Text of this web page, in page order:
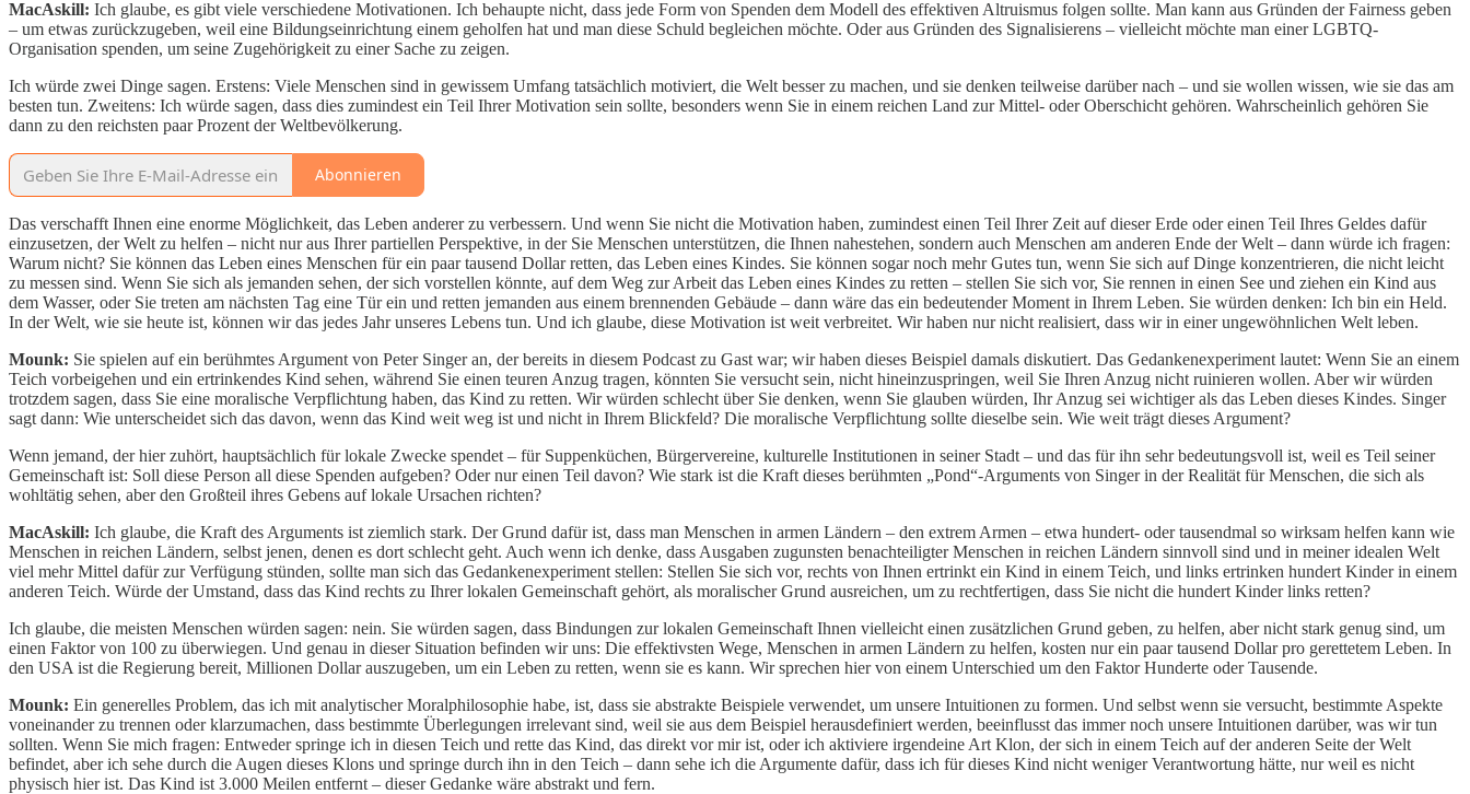
MacAskill: Ich glaube, es gibt viele verschiedene Motivationen. Ich behaupte nicht, dass jede Form von Spenden dem Modell des effektiven Altruismus folgen sollte. Man kann aus Gründen der Fairness geben
– um etwas zurückzugeben, weil eine Bildungseinrichtung einem geholfen hat und man diese Schuld begleichen möchte. Oder aus Gründen des Signalisierens – vielleicht möchte man einer LGBTQ-
Organisation spenden, um seine Zugehörigkeit zu einer Sache zu zeigen.
Ich würde zwei Dinge sagen. Erstens: Viele Menschen sind in gewissem Umfang tatsächlich motiviert, die Welt besser zu machen, und sie denken teilweise darüber nach – und sie wollen wissen, wie sie das am
besten tun. Zweitens: Ich würde sagen, dass dies zumindest ein Teil Ihrer Motivation sein sollte, besonders wenn Sie in einem reichen Land zur Mittel- oder Oberschicht gehören. Wahrscheinlich gehören Sie
dann zu den reichsten paar Prozent der Weltbevölkerung.
Abonnieren
Das verschafft Ihnen eine enorme Möglichkeit, das Leben anderer zu verbessern. Und wenn Sie nicht die Motivation haben, zumindest einen Teil Ihrer Zeit auf dieser Erde oder einen Teil Ihres Geldes dafür
einzusetzen, der Welt zu helfen – nicht nur aus Ihrer partiellen Perspektive, in der Sie Menschen unterstützen, die Ihnen nahestehen, sondern auch Menschen am anderen Ende der Welt – dann würde ich fragen:
Warum nicht? Sie können das Leben eines Menschen für ein paar tausend Dollar retten, das Leben eines Kindes. Sie können sogar noch mehr Gutes tun, wenn Sie sich auf Dinge konzentrieren, die nicht leicht
zu messen sind. Wenn Sie sich als jemanden sehen, der sich vorstellen könnte, auf dem Weg zur Arbeit das Leben eines Kindes zu retten – stellen Sie sich vor, Sie rennen in einen See und ziehen ein Kind aus
dem Wasser, oder Sie treten am nächsten Tag eine Tür ein und retten jemanden aus einem brennenden Gebäude – dann wäre das ein bedeutender Moment in Ihrem Leben. Sie würden denken: Ich bin ein Held.
In der Welt, wie sie heute ist, können wir das jedes Jahr unseres Lebens tun. Und ich glaube, diese Motivation ist weit verbreitet. Wir haben nur nicht realisiert, dass wir in einer ungewöhnlichen Welt leben.
Mounk: Sie spielen auf ein berühmtes Argument von Peter Singer an, der bereits in diesem Podcast zu Gast war; wir haben dieses Beispiel damals diskutiert. Das Gedankenexperiment lautet: Wenn Sie an einem
Teich vorbeigehen und ein ertrinkendes Kind sehen, während Sie einen teuren Anzug tragen, könnten Sie versucht sein, nicht hineinzuspringen, weil Sie Ihren Anzug nicht ruinieren wollen. Aber wir würden
trotzdem sagen, dass Sie eine moralische Verpflichtung haben, das Kind zu retten. Wir würden schlecht über Sie denken, wenn Sie glauben würden, Ihr Anzug sei wichtiger als das Leben dieses Kindes. Singer
sagt dann: Wie unterscheidet sich das davon, wenn das Kind weit weg ist und nicht in Ihrem Blickfeld? Die moralische Verpflichtung sollte dieselbe sein. Wie weit trägt dieses Argument?
Wenn jemand, der hier zuhört, hauptsächlich für lokale Zwecke spendet – für Suppenküchen, Bürgervereine, kulturelle Institutionen in seiner Stadt – und das für ihn sehr bedeutungsvoll ist, weil es Teil seiner
Gemeinschaft ist: Soll diese Person all diese Spenden aufgeben? Oder nur einen Teil davon? Wie stark ist die Kraft dieses berühmten „Pond“-Arguments von Singer in der Realität für Menschen, die sich als
wohltätig sehen, aber den Großteil ihres Gebens auf lokale Ursachen richten?
MacAskill: Ich glaube, die Kraft des Arguments ist ziemlich stark. Der Grund dafür ist, dass man Menschen in armen Ländern – den extrem Armen – etwa hundert- oder tausendmal so wirksam helfen kann wie
Menschen in reichen Ländern, selbst jenen, denen es dort schlecht geht. Auch wenn ich denke, dass Ausgaben zugunsten benachteiligter Menschen in reichen Ländern sinnvoll sind und in meiner idealen Welt
viel mehr Mittel dafür zur Verfügung stünden, sollte man sich das Gedankenexperiment stellen: Stellen Sie sich vor, rechts von Ihnen ertrinkt ein Kind in einem Teich, und links ertrinken hundert Kinder in einem
anderen Teich. Würde der Umstand, dass das Kind rechts zu Ihrer lokalen Gemeinschaft gehört, als moralischer Grund ausreichen, um zu rechtfertigen, dass Sie nicht die hundert Kinder links retten?
Ich glaube, die meisten Menschen würden sagen: nein. Sie würden sagen, dass Bindungen zur lokalen Gemeinschaft Ihnen vielleicht einen zusätzlichen Grund geben, zu helfen, aber nicht stark genug sind, um
einen Faktor von 100 zu überwiegen. Und genau in dieser Situation befinden wir uns: Die effektivsten Wege, Menschen in armen Ländern zu helfen, kosten nur ein paar tausend Dollar pro gerettetem Leben. In
den USA ist die Regierung bereit, Millionen Dollar auszugeben, um ein Leben zu retten, wenn sie es kann. Wir sprechen hier von einem Unterschied um den Faktor Hunderte oder Tausende.
Mounk: Ein generelles Problem, das ich mit analytischer Moralphilosophie habe, ist, dass sie abstrakte Beispiele verwendet, um unsere Intuitionen zu formen. Und selbst wenn sie versucht, bestimmte Aspekte
voneinander zu trennen oder klarzumachen, dass bestimmte Überlegungen irrelevant sind, weil sie aus dem Beispiel herausdefiniert werden, beeinflusst das immer noch unsere Intuitionen darüber, was wir tun
sollten. Wenn Sie mich fragen: Entweder springe ich in diesen Teich und rette das Kind, das direkt vor mir ist, oder ich aktiviere irgendeine Art Klon, der sich in einem Teich auf der anderen Seite der Welt
befindet, aber ich sehe durch die Augen dieses Klons und springe durch ihn in den Teich – dann sehe ich die Argumente dafür, dass ich für dieses Kind nicht weniger Verantwortung hätte, nur weil es nicht
physisch hier ist. Das Kind ist 3.000 Meilen entfernt – dieser Gedanke wäre abstrakt und fern.